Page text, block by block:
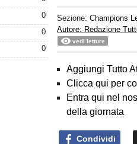
0
0
0
Sezione:Champions
Autore: Redazione
vedi letture
Aggiungi Tutto
Clicca qui per
Entra qui nel
della giornata
Condividi